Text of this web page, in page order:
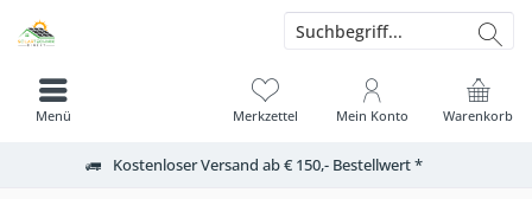
Kostenloser Versand ab € 150,- Bestellwert *
Warenkorb
Merkzettel Mein Konto
Menü